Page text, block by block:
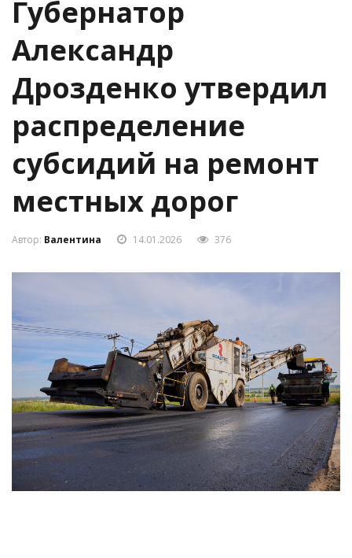
ГЛАВНОЕ ЛЕНОБЛАСТЬ РАЗНОЕ
Губернатор
Александр
Дрозденко утвердил
распределение
субсидий на ремонт
местных дорог
Автор:Валентина 14.01.2026 376